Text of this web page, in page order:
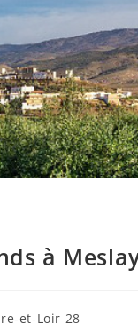
à
et-Loir 28